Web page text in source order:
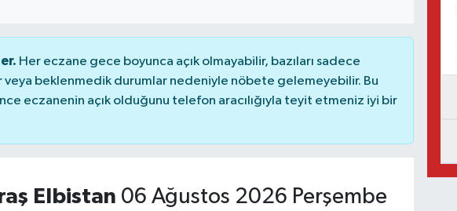
Her eczane gece boyunca açık olmayabilir, bazıları sadece
veya beklenmedik durumlar nedeniyle nöbete gelemeyebilir. Bu
eczanenin açık olduğunu telefon aracılığıyla teyit etmeniz iyi bir
Elbistan 06 Ağustos 2026 Perşembe